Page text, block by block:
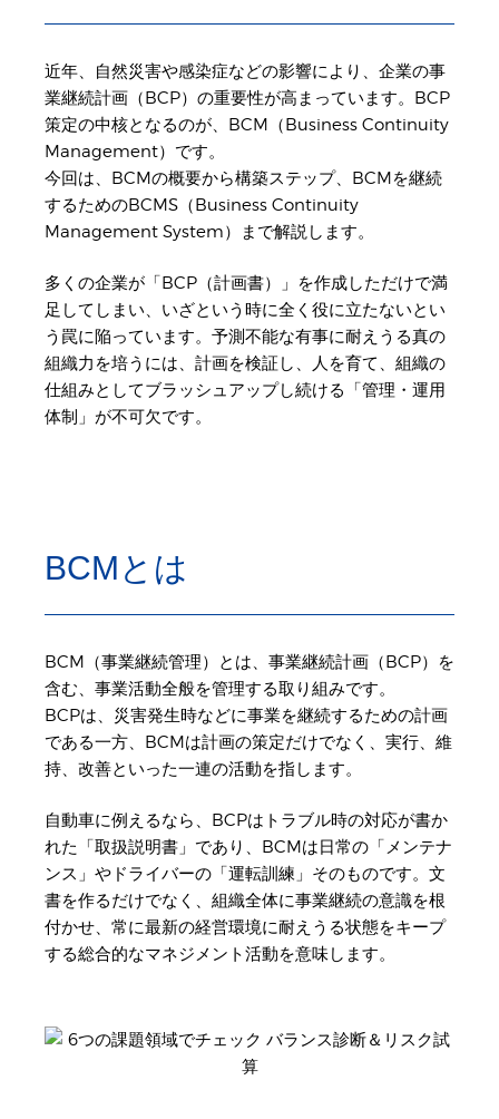
近年、自然災害や感染症などの影響により、企業の事
業継続計画（BCP）の重要性が高まっています。BCP
策定の中核となるのが、BCM（Business Continuity
Management）です。
今回は、BCMの概要から構築ステップ、BCMを継続
するためのBCMS（Business Continuity
Management System）まで解説します。
多くの企業が「BCP（計画書）」を作成しただけで満
足してしまい、いざという時に全く役に立たないとい
う罠に陥っています。予測不能な有事に耐えうる真の
組織力を培うには、計画を検証し、人を育て、組織の
仕組みとしてブラッシュアップし続ける「管理・運用
体制」が不可欠です。
BCMとは
BCM（事業継続管理）とは、事業継続計画（BCP）を
含む、事業活動全般を管理する取り組みです。
BCPは、災害発生時などに事業を継続するための計画
である一方、BCMは計画の策定だけでなく、実行、維
持、改善といった一連の活動を指します。
自動車に例えるなら、BCPはトラブル時の対応が書か
れた「取扱説明書」であり、BCMは日常の「メンテナ
ンス」やドライバーの「運転訓練」そのものです。文
書を作るだけでなく、組織全体に事業継続の意識を根
付かせ、常に最新の経営環境に耐えうる状態をキープ
する総合的なマネジメント活動を意味します。